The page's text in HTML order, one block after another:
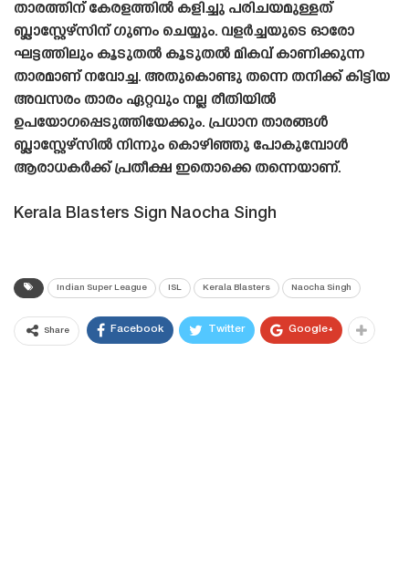
താരത്തിന് കേരളത്തിൽ കളിച്ചു പരിചയമുള്ളത്
ബ്ലാസ്റ്റേഴ്‌സിന് ഗുണം ചെയ്യും. വളർച്ചയുടെ ഓരോ
ഘട്ടത്തിലും കൂടുതൽ കൂടുതൽ മികവ് കാണിക്കുന്ന
താരമാണ് നവോച്ച. അതുകൊണ്ടു തന്നെ തനിക്ക് കിട്ടിയ
അവസരം താരം ഏറ്റവും നല്ല രീതിയിൽ
ഉപയോഗപ്പെടുത്തിയേക്കും. പ്രധാന താരങ്ങൾ
ബ്ലാസ്റ്റേഴ്‌സിൽ നിന്നും കൊഴിഞ്ഞു പോകുമ്പോൾ
ആരാധകർക്ക് പ്രതീക്ഷ ഇതൊക്കെ തന്നെയാണ്.
Kerala Blasters Sign Naocha Singh
Indian Super League ISL Kerala Blasters Naocha Singh
Share Facebook Twitter Google+